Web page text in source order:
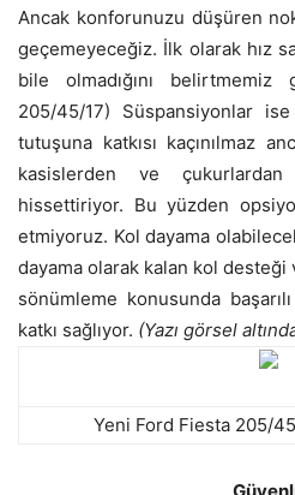
Ancak konforunuzu düşüren
geçemeyeceğiz. İlk olarak hız
bile olmadığını
205/45/17) Süspansiyonlar
tutuşuna katkısı kaçınılmaz
kasislerden ve
hissettiriyor. Bu yüzden
etmiyoruz. Kol dayama
dayama olarak kalan kol
sönümleme konusunda
katkı sağlıyor. (Yazı görsel
Yeni Ford Fiesta 205/